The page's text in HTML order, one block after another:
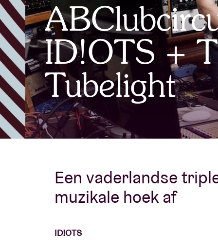
Nieuws
AB ❤ you
ID!OTS +
Tubelight
Een vaderlandse
muzikale hoek af
ID!OTS